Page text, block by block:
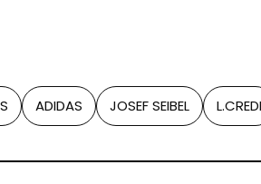
ADIDAS JOSEF SEIBEL L.CREDI